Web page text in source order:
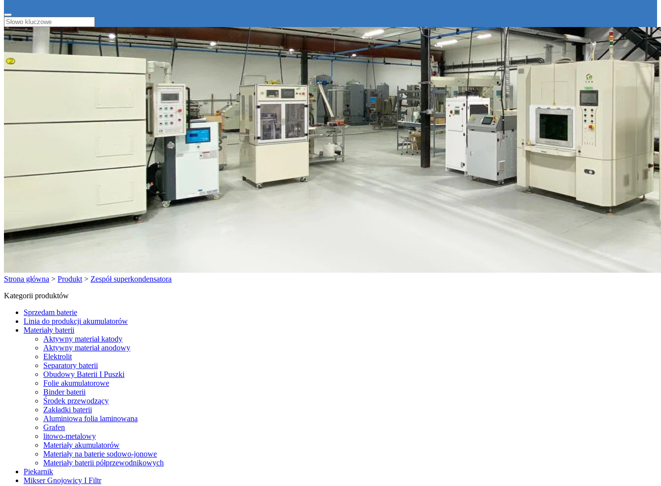
Strona główna > Produkt > Zespół superkondensatora
Kategorii produktów
Sprzedam baterie
Linia do produkcji akumulatorów
Materiały baterii
Aktywny materiał katody
Aktywny materiał anodowy
Elektrolit
Separatory baterii
Obudowy Baterii I Puszki
Folie akumulatorowe
Binder baterii
Środek przewodzący
Zakładki baterii
Aluminiowa folia laminowana
Grafen
litowo-metalowy
Materiały akumulatorów
Materiały na baterie sodowo-jonowe
Materiały baterii półprzewodnikowych
Piekarnik
Mikser Gnojowicy I Filtr